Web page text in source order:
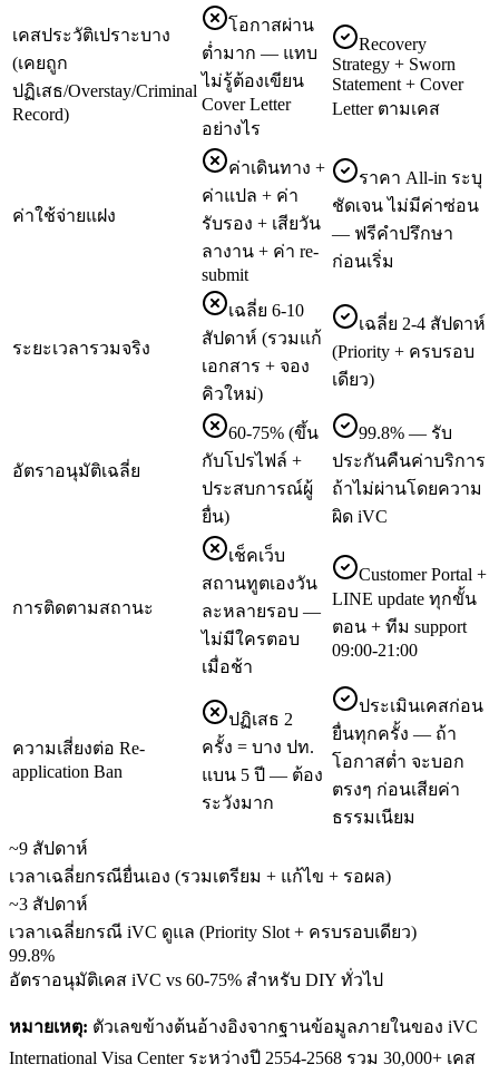
เคสประวัติเปราะบาง
(เคยถูก
ปฏิเสธ/Overstay/Criminal
Record)
โอกาสผ่าน
ต่ำมาก — แทบ
ไม่รู้ต้องเขียน
Cover Letter
อย่างไร
Recovery
Strategy + Sworn
Statement + Cover
Letter ตามเคส
ค่าใช้จ่ายแฝง
ค่าเดินทาง +
ค่าแปล + ค่า
รับรอง + เสียวัน
ลางาน + ค่า re-
submit
ราคา All-in ระบุ
ชัดเจน ไม่มีค่าซ่อน
— ฟรีคำปรึกษา
ก่อนเริ่ม
ระยะเวลารวมจริง
เฉลี่ย 6-10
สัปดาห์ (รวมแก้
เอกสาร + จอง
คิวใหม่)
เฉลี่ย 2-4 สัปดาห์
(Priority + ครบรอบ
เดียว)
อัตราอนุมัติเฉลี่ย
60-75% (ขึ้น
กับโปรไฟล์ +
ประสบการณ์ผู้
ยื่น)
99.8% — รับ
ประกันคืนค่าบริการ
ถ้าไม่ผ่านโดยความ
ผิด iVC
การติดตามสถานะ
เช็คเว็บ
สถานทูตเองวัน
ละหลายรอบ —
ไม่มีใครตอบ
เมื่อช้า
Customer Portal +
LINE update ทุกขั้น
ตอน + ทีม support
09:00-21:00
ความเสี่ยงต่อ Re-
application Ban
ปฏิเสธ 2
ครั้ง = บาง ปท.
แบน 5 ปี — ต้อง
ระวังมาก
ประเมินเคสก่อน
ยื่นทุกครั้ง — ถ้า
โอกาสต่ำ จะบอก
ตรงๆ ก่อนเสียค่า
ธรรมเนียม
~9 สัปดาห์
เวลาเฉลี่ยกรณียื่นเอง (รวมเตรียม + แก้ไข + รอผล)
~3 สัปดาห์
เวลาเฉลี่ยกรณี iVC ดูแล (Priority Slot + ครบรอบเดียว)
99.8%
อัตราอนุมัติเคส iVC vs 60-75% สำหรับ DIY ทั่วไป
หมายเหตุ: ตัวเลขข้างต้นอ้างอิงจากฐานข้อมูลภายในของ iVC
International Visa Center ระหว่างปี 2554-2568 รวม 30,000+ เคส